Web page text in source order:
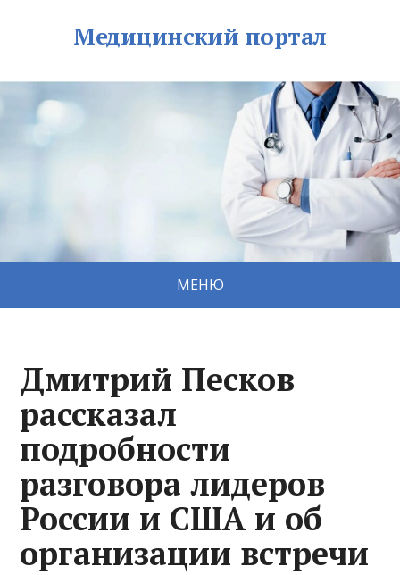
Медицинский портал
МЕНЮ
Дмитрий Песков
рассказал
подробности
разговора лидеров
России и США и об
организации встречи